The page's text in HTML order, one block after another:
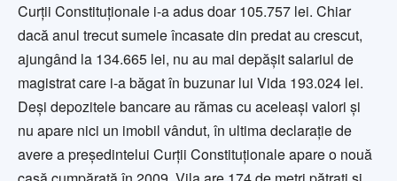
Curţii Constituţionale i-a adus doar 105.757 lei. Chiar
dacă anul trecut sumele încasate din predat au crescut,
ajungând la 134.665 lei, nu au mai depăşit salariul de
magistrat care i-a băgat în buzunar lui Vida 193.024 lei.
Deşi depozitele bancare au rămas cu aceleaşi valori şi
nu apare nici un imobil vândut, în ultima declaraţie de
avere a preşedintelui Curţii Constituţionale apare o nouă